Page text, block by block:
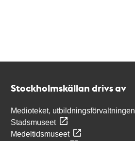
Stockholmskällan drivs av
Medioteket, utbildningsförvaltningen
Stadsmuseet
Medeltidsmuseet